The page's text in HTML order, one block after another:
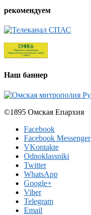
рекомендуем
Наш баннер
©1895 Омская Епархия
Facebook
Facebook Messenger
VKontakte
Odnoklassniki
Twitter
WhatsApp
Google+
Viber
Telegram
Email